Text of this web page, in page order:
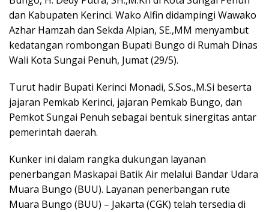
dan Kabupaten Kerinci. Wako Alfin didampingi Wawako
Azhar Hamzah dan Sekda Alpian, SE.,MM menyambut
kedatangan rombongan Bupati Bungo di Rumah Dinas
Wali Kota Sungai Penuh, Jumat (29/5).
Turut hadir Bupati Kerinci Monadi, S.Sos.,M.Si beserta
jajaran Pemkab Kerinci, jajaran Pemkab Bungo, dan
Pemkot Sungai Penuh sebagai bentuk sinergitas antar
pemerintah daerah.
Kunker ini dalam rangka dukungan layanan
penerbangan Maskapai Batik Air melalui Bandar Udara
Muara Bungo (BUU). Layanan penerbangan rute
Muara Bungo (BUU) – Jakarta (CGK) telah tersedia di